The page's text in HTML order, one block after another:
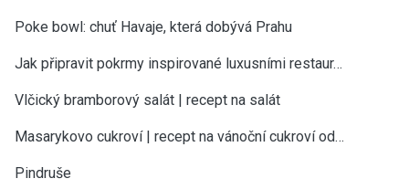
Poke bowl: chuť Havaje, která dobývá Prahu
Jak připravit pokrmy inspirované luxusními restaur…
Vlčický bramborový salát | recept na salát
Masarykovo cukroví | recept na vánoční cukroví od…
Pindruše